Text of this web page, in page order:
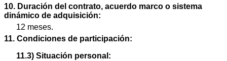
10. Duración del contrato, acuerdo marco o sistema
dinámico de adquisición:
12 meses.
11. Condiciones de participación:
11.3) Situación personal: